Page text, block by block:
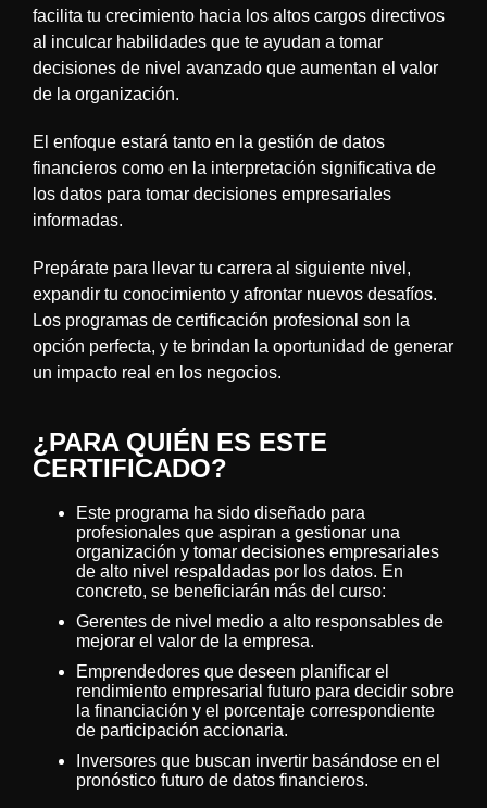
facilita tu crecimiento hacia los altos cargos directivos
al inculcar habilidades que te ayudan a tomar
decisiones de nivel avanzado que aumentan el valor
de la organización.
El enfoque estará tanto en la gestión de datos
financieros como en la interpretación significativa de
los datos para tomar decisiones empresariales
informadas.
Prepárate para llevar tu carrera al siguiente nivel,
expandir tu conocimiento y afrontar nuevos desafíos.
Los programas de certificación profesional son la
opción perfecta, y te brindan la oportunidad de generar
un impacto real en los negocios.
¿PARA QUIÉN ES ESTE
CERTIFICADO?
Este programa ha sido diseñado para
profesionales que aspiran a gestionar una
organización y tomar decisiones empresariales
de alto nivel respaldadas por los datos. En
concreto, se beneficiarán más del curso:
Gerentes de nivel medio a alto responsables de
mejorar el valor de la empresa.
Emprendedores que deseen planificar el
rendimiento empresarial futuro para decidir sobre
la financiación y el porcentaje correspondiente
de participación accionaria.
Inversores que buscan invertir basándose en el
pronóstico futuro de datos financieros.